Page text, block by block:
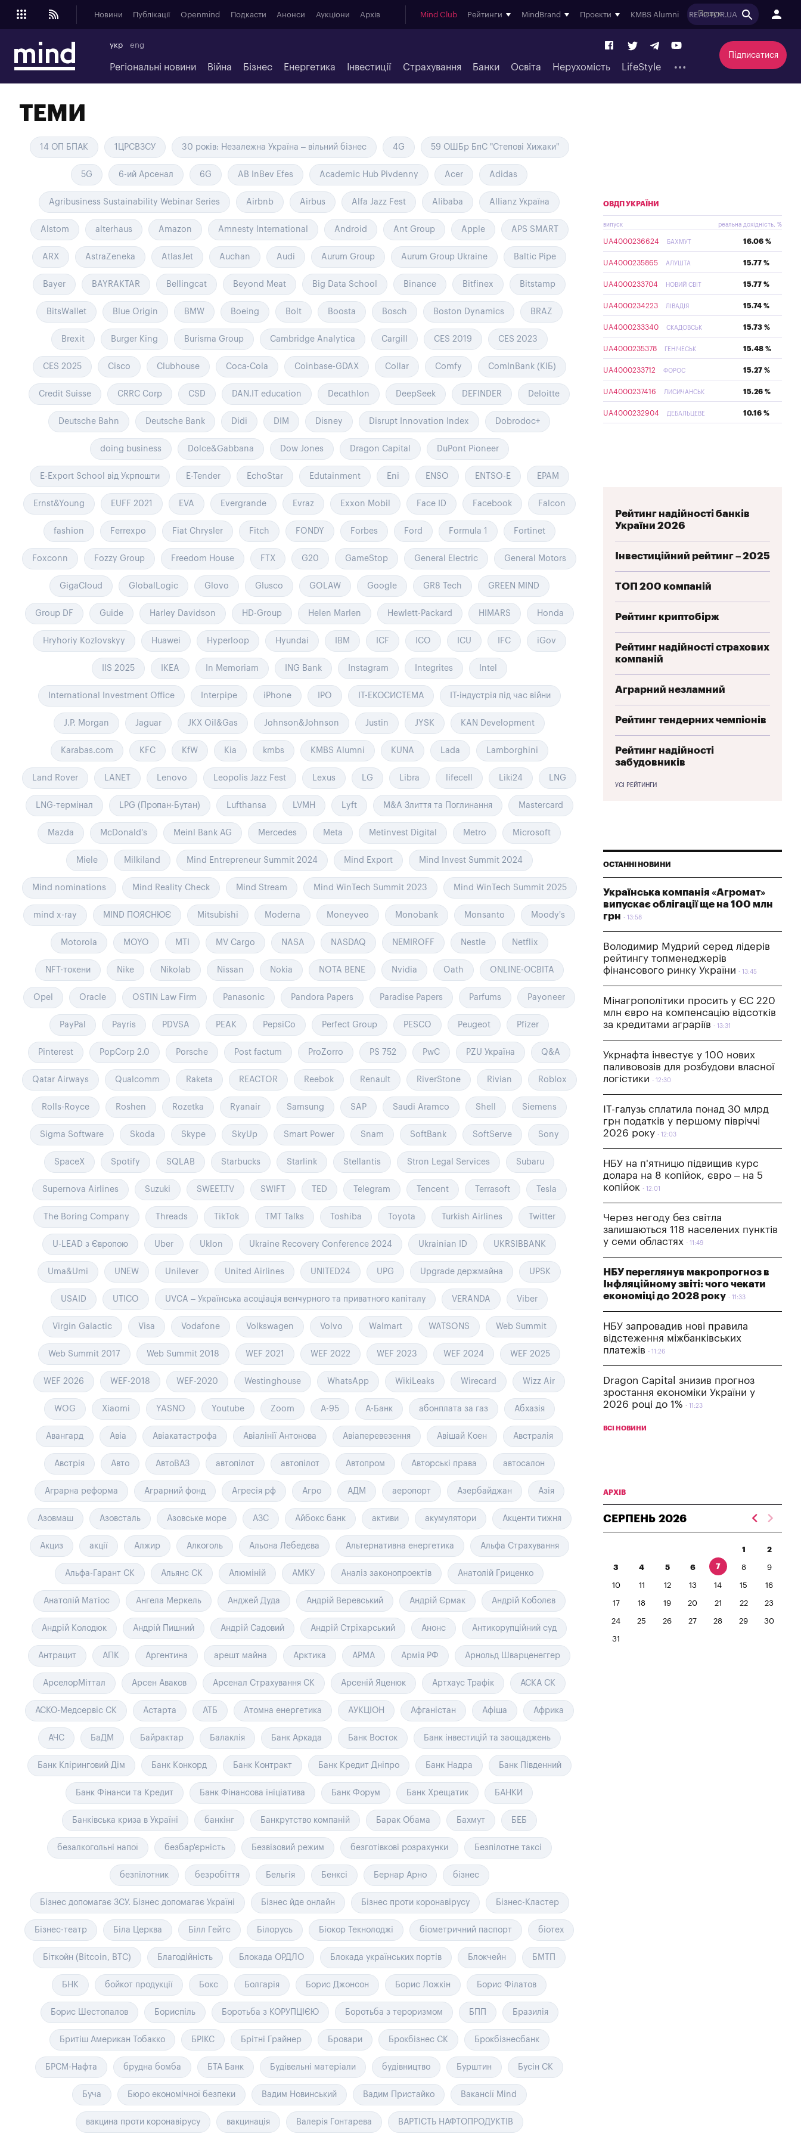
Новини Публікації Openmind Подкасти Анонси Аукціони Архів Mind Club Рейтинги MindBrand Проєкти KMBS Alumni REACTOR.UA
укр eng
Регіональні новини Війна Бізнес Енергетика Інвестиції Страхування Банки Освіта Нерухомість LifeStyle
Підписатися
ТЕМИ
14 ОП БПАК 1ЦРСВЗСУ 30 років: Незалежна Україна – вільний бізнес 4G 59 ОШБр БпС "Степові Хижаки"
5G 6-ий Арсенал 6G AB InBev Efes Academic Hub Pivdenny Acer Adidas
Agribusiness Sustainability Webinar Series Airbnb Airbus Alfa Jazz Fest Alibaba Allianz Україна
Alstom alterhaus Amazon Amnesty International Android Ant Group Apple APS SMART
ARX AstraZeneka AtlasJet Auchan Audi Aurum Group Aurum Group Ukraine Baltic Pipe
Bayer BAYRAKTAR Bellingcat Beyond Meat Big Data School Binance Bitfinex Bitstamp
BitsWallet Blue Origin BMW Boeing Bolt Boosta Bosch Boston Dynamics BRAZ
Brexit Burger King Burisma Group Cambridge Analytica Cargill CES 2019 CES 2023
CES 2025 Cisco Clubhouse Coca-Cola Coinbase-GDAX Collar Comfy ComInBank (КІБ)
Credit Suisse CRRC Corp CSD DAN.IT education Decathlon DeepSeek DEFINDER Deloitte
Deutsche Bahn Deutsche Bank Didi DIM Disney Disrupt Innovation Index Dobrodoc+
doing business Dolce&Gabbana Dow Jones Dragon Capital DuPont Pioneer
E-Export School від Укрпошти E-Tender EchoStar Edutainment Eni ENSO ENTSO-E EPAM
Ernst&Young EUFF 2021 EVA Evergrande Evraz Exxon Mobil Face ID Facebook Falcon
fashion Ferrexpo Fiat Chrysler Fitch FONDY Forbes Ford Formula 1 Fortinet
Foxconn Fozzy Group Freedom House FTX G20 GameStop General Electric General Motors
GigaCloud GlobalLogic Glovo Glusco GOLAW Google GR8 Tech GREEN MIND
Group DF Guide Harley Davidson HD-Group Helen Marlen Hewlett-Packard HIMARS Honda
Hryhoriy Kozlovskyy Huawei Hyperloop Hyundai IBM ICF ICO ICU IFC iGov
IIS 2025 IKEA In Memoriam ING Bank Instagram Integrites Intel
International Investment Office Interpipe iPhone IPO IT-ЕКОСИСТЕМА IT-індустрія під час війни
J.P. Morgan Jaguar JKX Oil&Gas Johnson&Johnson Justin JYSK KAN Development
Karabas.com KFC KfW Kia kmbs KMBS Alumni KUNA Lada Lamborghini
Land Rover LANET Lenovo Leopolis Jazz Fest Lexus LG Libra lifecell Liki24 LNG
LNG-термінал LPG (Пропан-Бутан) Lufthansa LVMH Lyft M&A Злиття та Поглинання Mastercard
Mazda McDonald's Meinl Bank AG Mercedes Meta Metinvest Digital Metro Microsoft
Miele Milkiland Mind Entrepreneur Summit 2024 Mind Export Mind Invest Summit 2024
Mind nominations Mind Reality Check Mind Stream Mind WinTech Summit 2023 Mind WinTech Summit 2025
mind x-ray MIND ПОЯСНЮЄ Mitsubishi Moderna Moneyveo Monobank Monsanto Moody's
Motorola MOYO MTI MV Cargo NASA NASDAQ NEMIROFF Nestle Netflix
NFT-токени Nike Nikolab Nissan Nokia NOTA BENE Nvidia Oath ONLINE-ОСВІТА
Opel Oracle OSTIN Law Firm Panasonic Pandora Papers Paradise Papers Parfums Payoneer
PayPal Payris PDVSA PEAK PepsiCo Perfect Group PESCO Peugeot Pfizer
Pinterest PopCorp 2.0 Porsche Post factum ProZorro PS 752 PwC PZU Україна Q&A
Qatar Airways Qualcomm Raketa REACTOR Reebok Renault RiverStone Rivian Roblox
Rolls-Royce Roshen Rozetka Ryanair Samsung SAP Saudi Aramco Shell Siemens
Sigma Software Skoda Skype SkyUp Smart Power Snam SoftBank SoftServe Sony
SpaceX Spotify SQLAB Starbucks Starlink Stellantis Stron Legal Services Subaru
Supernova Airlines Suzuki SWEET.TV SWIFT TED Telegram Tencent Terrasoft Tesla
The Boring Company Threads TikTok TMT Talks Toshiba Toyota Turkish Airlines Twitter
U-LEAD з Європою Uber Uklon Ukraine Recovery Conference 2024 Ukrainian ID UKRSIBBANK
Uma&Umi UNEW Unilever United Airlines UNITED24 UPG Upgrade держмайна UPSK
USAID UTICO UVCA – Українська асоціація венчурного та приватного капіталу VERANDA Viber
Virgin Galactic Visa Vodafone Volkswagen Volvo Walmart WATSONS Web Summit
Web Summit 2017 Web Summit 2018 WEF 2021 WEF 2022 WEF 2023 WEF 2024 WEF 2025
WEF 2026 WEF-2018 WEF-2020 Westinghouse WhatsApp WikiLeaks Wirecard Wizz Air
WOG Xiaomi YASNO Youtube Zoom А-95 А-Банк абонплата за газ Абхазія
Авангард Авіа Авіакатастрофа Авіалінії Антонова Авіаперевезення Авішай Коен Австралія
Австрія Авто АвтоВАЗ автопілот автопілот Автопром Авторські права автосалон
Аграрна реформа Аграрний фонд Агресія рф Агро АДМ аеропорт Азербайджан Азія
Азовмаш Азовсталь Азовське море АЗС Айбокс банк активи акумулятори Акценти тижня
Акциз акції Алжир Алкоголь Альона Лебедєва Альтернативна енергетика Альфа Страхування
Альфа-Гарант СК Альянс СК Алюміній АМКУ Аналіз законопроектів Анатолій Гриценко
Анатолій Матіос Ангела Меркель Анджей Дуда Андрій Веревський Андрій Єрмак Андрій Коболєв
Андрій Колодюк Андрій Пишний Андрій Садовий Андрій Стріхарський Анонс Антикорупційний суд
Антрацит АПК Аргентина арешт майна Арктика АРМА Армія РФ Арнольд Шварценеггер
АрселорМіттал Арсен Аваков Арсенал Cтрахування СК Арсеній Яценюк Артхаус Трафік АСКА СК
АСКО-Медсервіс СК Астарта АТБ Атомна енергетика АУКЦІОН Афганістан Афіша Африка
АЧС БаДМ Байрактар Балаклія Банк Аркада Банк Восток Банк інвестицій та заощаджень
Банк Кліринговий Дім Банк Конкорд Банк Контракт Банк Кредит Дніпро Банк Надра Банк Південний
Банк Фінанси та Кредит Банк Фінансова ініціатива Банк Форум Банк Хрещатик БАНКИ
Банківська криза в Україні банкінг Банкрутство компаній Барак Обама Бахмут БЕБ
безалкогольні напої безбар'єрність Безвізовий режим безготівкові розрахунки Безпілотне таксі
безпілотник безробіття Бельгія Бенксі Бернар Арно бізнес
Бізнес допомагає ЗСУ. Бізнес допомагає Україні Бізнес йде онлайн Бізнес проти коронавірусу Бізнес-Кластер
Бізнес-театр Біла Церква Білл Гейтс Білорусь Біокор Текнолоджі біометричний паспорт біотех
Біткойн (Bitcoin, BTC) Благодійність Блокада ОРДЛО Блокада українських портів Блокчейн БМТП
БНК бойкот продукції Бокс Болгарія Борис Джонсон Борис Ложкін Борис Філатов
Борис Шестопалов Бориспіль Боротьба з КОРУПЦІЄЮ Боротьба з тероризмом БПП Бразилія
Бритіш Американ Тобакко БРІКС Брітні Грайнер Бровари Брокбізнес СК Брокбізнесбанк
БРСМ-Нафта брудна бомба БТА Банк Будівельні матеріали будівництво Бурштин Бусін СК
Буча Бюро економічної безпеки Вадим Новинський Вадим Пристайко Вакансії Mind
вакцина проти коронавірусу вакцинація Валерія Гонтарева ВАРТІСТЬ НАФТОПРОДУКТІВ
ОВДП УКРАЇНИ
випуск реальна дохідність, %
UA4000236624 БАХМУТ 16.06 %
UA4000235865 АЛУШТА 15.77 %
UA4000233704 НОВИЙ СВІТ 15.77 %
UA4000234223 ЛІВАДІЯ 15.74 %
UA4000233340 СКАДОВСЬК 15.73 %
UA4000235378 ГЕНІЧЕСЬК 15.48 %
UA4000233712 ФОРОС 15.27 %
UA4000237416 ЛИСИЧАНСЬК 15.26 %
UA4000232904 ДЕБАЛЬЦЕВЕ 10.16 %
Рейтинг надійності банків
України 2026
Інвестиційний рейтинг – 2025
ТОП 200 компаній
Рейтинг криптобірж
Рейтинг надійності страхових
компаній
Аграрний незламний
Рейтинг тендерних чемпіонів
Рейтинг надійності
забудовників
УСІ РЕЙТИНГИ
ОСТАННІ НОВИНИ
Українська компанія «Агромат»
випускає облігації ще на 100 млн
грн
13:58
Володимир Мудрий серед лідерів
рейтингу топменеджерів
фінансового ринку України
13:45
Мінагрополітики просить у ЄС 220
млн євро на компенсацію відсотків
за кредитами аграріїв
13:31
Укрнафта інвестує у 100 нових
паливовозів для розбудови власної
логістики
12:30
IT-галузь сплатила понад 30 млрд
грн податків у першому півріччі
2026 року
12:03
НБУ на п'ятницю підвищив курс
долара на 8 копійок, євро – на 5
копійок
12:01
Через негоду без світла
залишаються 118 населених пунктів
у семи областях
11:49
НБУ переглянув макропрогноз в
Інфляційному звіті: чого чекати
економіці до 2028 року
11:33
НБУ запровадив нові правила
відстеження міжбанківських
платежів
11:26
Dragon Capital знизив прогноз
зростання економіки України у
2026 році до 1%
11:23
ВСІ НОВИНИ
АРХІВ
СЕРПЕНЬ 2026
1 2
3 4 5 6 7 8 9
10 11 12 13 14 15 16
17 18 19 20 21 22 23
24 25 26 27 28 29 30
31